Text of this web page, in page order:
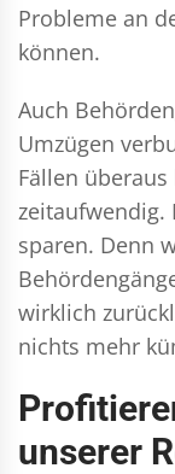
Probleme an
können.
Auch
Umzügen
Fällen
zeitaufwendig.
sparen. Denn
wirklich
nichts mehr
unserer